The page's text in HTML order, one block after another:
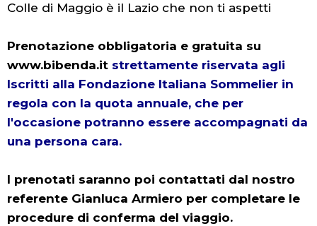
Colle di Maggio è il Lazio che non ti aspetti
Prenotazione obbligatoria e gratuita su
www.bibenda.it strettamente riservata agli
Iscritti alla Fondazione Italiana Sommelier in
regola con la quota annuale, che per
l'occasione potranno essere accompagnati da
una persona cara.
I prenotati saranno poi contattati dal nostro
referente Gianluca Armiero per completare le
procedure di conferma del viaggio.